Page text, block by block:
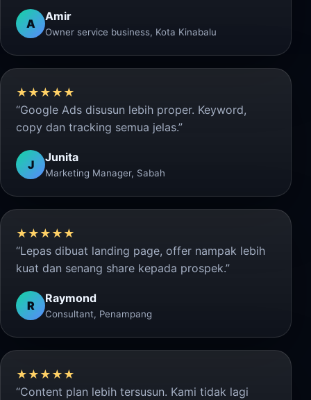
A
Amir
Owner service business, Kota Kinabalu
★★★★★
“Google Ads disusun lebih proper. Keyword,
copy dan tracking semua jelas.”
J
Junita
Marketing Manager, Sabah
★★★★★
“Lepas dibuat landing page, offer nampak lebih
kuat dan senang share kepada prospek.”
R
Raymond
Consultant, Penampang
★★★★★
“Content plan lebih tersusun. Kami tidak lagi